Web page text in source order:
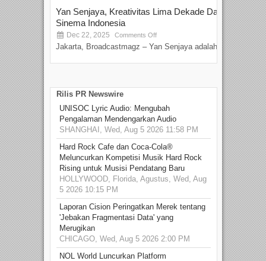
Yan Senjaya, Kreativitas Lima Dekade Dalam
Sinema Indonesia
Dec 22, 2025 Comments Off
Jakarta, Broadcastmagz – Yan Senjaya adalah...
Rilis PR Newswire
UNISOC Lyric Audio: Mengubah
Pengalaman Mendengarkan Audio
SHANGHAI, Wed, Aug 5 2026 11:58 PM
Hard Rock Cafe dan Coca-Cola®
Meluncurkan Kompetisi Musik Hard Rock
Rising untuk Musisi Pendatang Baru
HOLLYWOOD, Florida, Agustus, Wed, Aug
5 2026 10:15 PM
Laporan Cision Peringatkan Merek tentang
'Jebakan Fragmentasi Data' yang
Merugikan
CHICAGO, Wed, Aug 5 2026 2:00 PM
NOL World Luncurkan Platform